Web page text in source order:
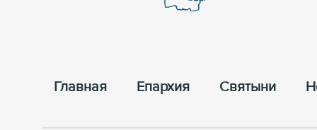
Главная Епархия Cвятыни